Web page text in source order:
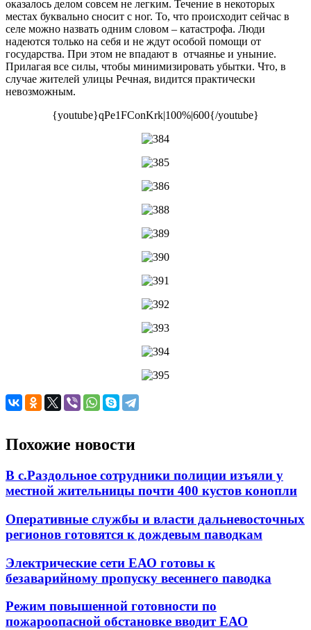
оказалось делом совсем не легким. Течение в некоторых
местах буквально сносит с ног. То, что происходит сейчас в
селе можно назвать одним словом – катастрофа. Люди
надеются только на себя и не ждут особой помощи от
государства. При этом не впадают в отчаянье и уныние.
Прилагая все силы, чтобы минимизировать убытки. Что, в
случае жителей улицы Речная, видится практически
невозможным.
{youtube}qPe1FConKrk|100%|600{/youtube}
Похожие новости
В с.Раздольное сотрудники полиции изъяли у
местной жительницы почти 400 кустов конопли
Оперативные службы и власти дальневосточных
регионов готовятся к дождевым паводкам
Электрические сети ЕАО готовы к
безаварийному пропуску весеннего паводка
Режим повышенной готовности по
пожароопасной обстановке вводит ЕАО